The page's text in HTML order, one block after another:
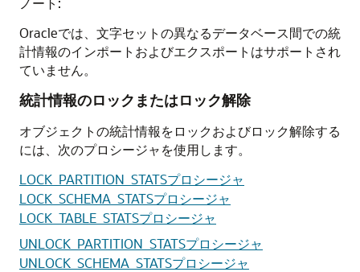
Oracleでは、文字セットの異なるデータベース間での統
計情報のインポートおよびエクスポートはサポートされ
ていません。
統計情報のロックまたはロック解除
オブジェクトの統計情報をロックおよびロック解除する
には、次のプロシージャを使用します。
LOCK_PARTITION_STATSプロシージャ
LOCK_SCHEMA_STATSプロシージャ
LOCK_TABLE_STATSプロシージャ
UNLOCK_PARTITION_STATSプロシージャ
UNLOCK_SCHEMA_STATSプロシージャ